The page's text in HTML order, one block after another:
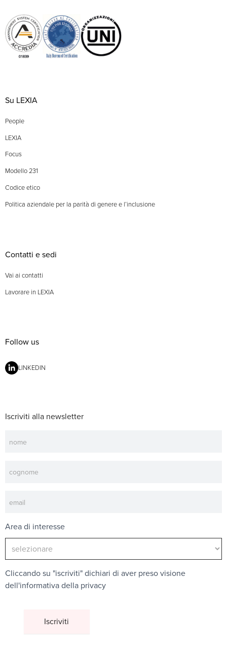
Su LEXIA
People
LEXIA
Focus
Modello 231
Codice etico
Politica aziendale per la parità di genere e l’inclusione
Contatti e sedi
Vai ai contatti
Lavorare in LEXIA
Follow us
LINKEDIN
Iscriviti alla newsletter
Area di interesse
Cliccando su "iscriviti" dichiari di aver preso visione
dell'informativa della privacy